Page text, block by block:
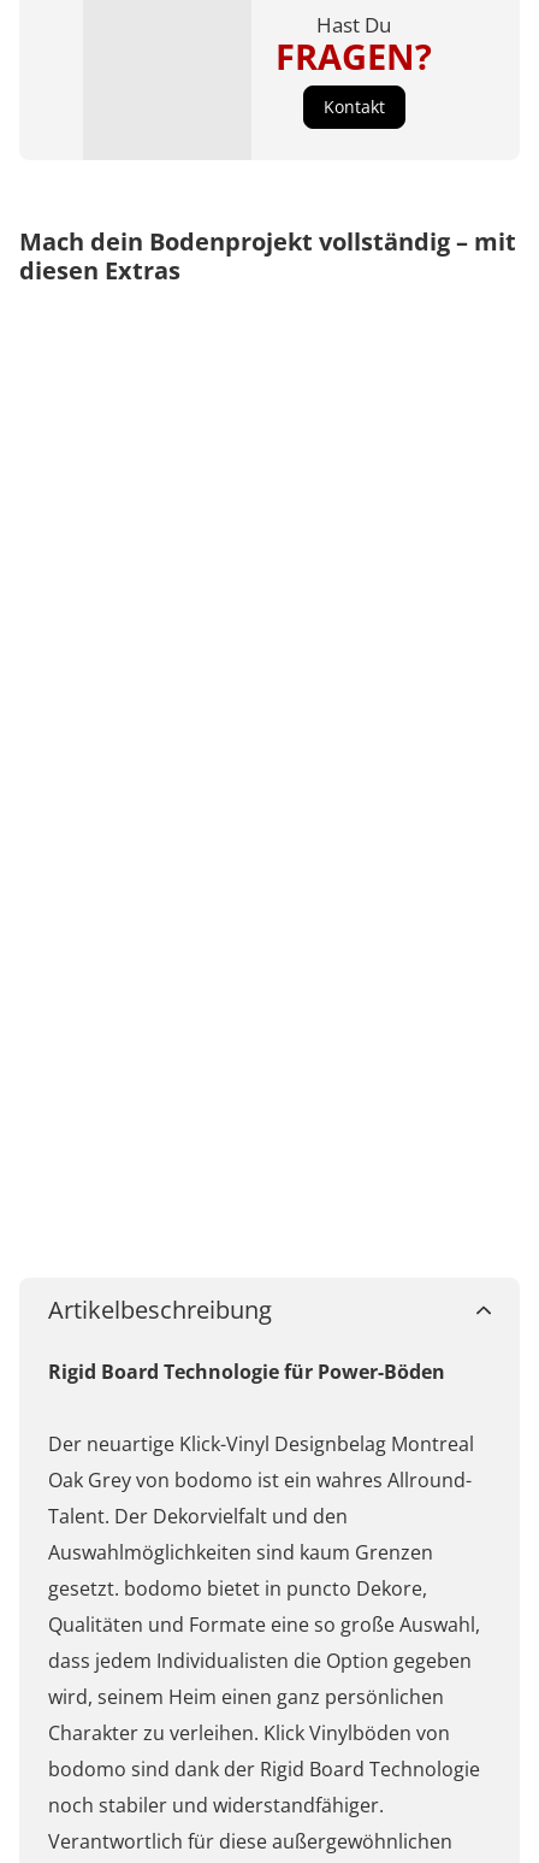
Mach dein Bodenprojekt vollständig – mit
diesen Extras
Artikelbeschreibung
Rigid Board Technologie für Power-Böden
Der neuartige Klick-Vinyl Designbelag Montreal
Oak Grey von bodomo ist ein wahres Allround-
Talent. Der Dekorvielfalt und den
Auswahlmöglichkeiten sind kaum Grenzen
gesetzt. bodomo bietet in puncto Dekore,
Qualitäten und Formate eine so große Auswahl,
dass jedem Individualisten die Option gegeben
wird, seinem Heim einen ganz persönlichen
Charakter zu verleihen. Klick Vinylböden von
bodomo sind dank der Rigid Board Technologie
noch stabiler und widerstandfähiger.
Verantwortlich für diese außergewöhnlichen
Hast Du
FRAGEN?
Kontakt